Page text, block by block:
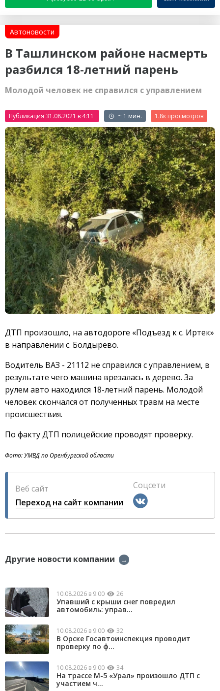
Автоновости
В Ташлинском районе насмерть
разбился 18-летний парень
Молодой человек не справился с управлением
Публикация 31.08.2021 в 4:11 ~ 1 мин. 1.8к
ДТП произошло, на автодороге «Подъезд к с. Иртек»
в направлении с. Болдырево.
Водитель ВАЗ - 21112 не справился с управлением, в
результате чего машина врезалась в дерево. За
рулем авто находился 18-летний парень. Молодой
человек скончался от полученных травм на месте
происшествия.
По факту ДТП полицейские проводят проверку.
Фото: УМВД по Оренбургской области
Веб сайт
Переход на сайт компании
Соцсети
Другие новости компании →
10.08.2026 в 9:00 26
Упавший с крыши снег повредил
автомобиль: управ...
10.08.2026 в 9:00 32
В Орске Госавтоинспекция проводит
проверку по ф...
10.08.2026 в 9:00 34
На трассе М-5 «Урал» произошло ДТП с
участием ч...